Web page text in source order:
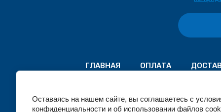
ГЛАВНАЯ ОПЛАТА
Оставаясь на нашем сайте, вы соглашаетесь с
конфиденциальности и об использовании файлов